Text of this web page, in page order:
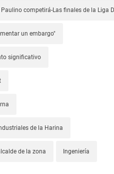
competirá-Las finales de la Liga
un embargo"
significativo
de la Harina
de la zona Ingeniería